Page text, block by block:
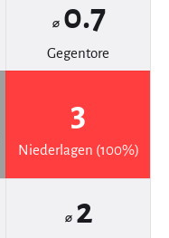
⌀ 0.7
Gegentore
3
Niederlagen (100%)
⌀ 2